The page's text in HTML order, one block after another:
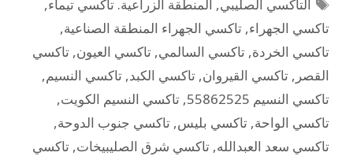
التاكسي الصليبي, المنطقة الزراعية. تاكسي تيماء,
تاكسي الجهراء, تاكسي الجهراء المنطقة الصناعية,
تاكسي الخردة, تاكسي السالمي, تاكسي العيون, تاكسي
القصر , تاكسي القيروان, تاكسي الكبد, تاكسي النسيم,
تاكسي النسيم 55862525
, تاكسي النسيم الكويت,
تاكسي الواحة, تاكسي بليس, تاكسي جنوب الدوحة,
تاكسي سعد العبدالله, تاكسي شرق الصليبيخات, تاكسي